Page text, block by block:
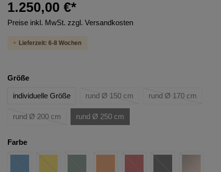
1.250,00 €*
Preise inkl. MwSt. zzgl. Versandkosten
Lieferzeit: 6-8 Wochen
Größe
individuelle Größe rund Ø 150 cm rund Ø 170 cm
rund Ø 200 cm rund Ø 250 cm
Farbe